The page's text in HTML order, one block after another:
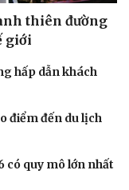
- Gia đình
thiên đường
giới
hấp dẫn khách
điểm đến du lịch
có quy mô lớn nhất